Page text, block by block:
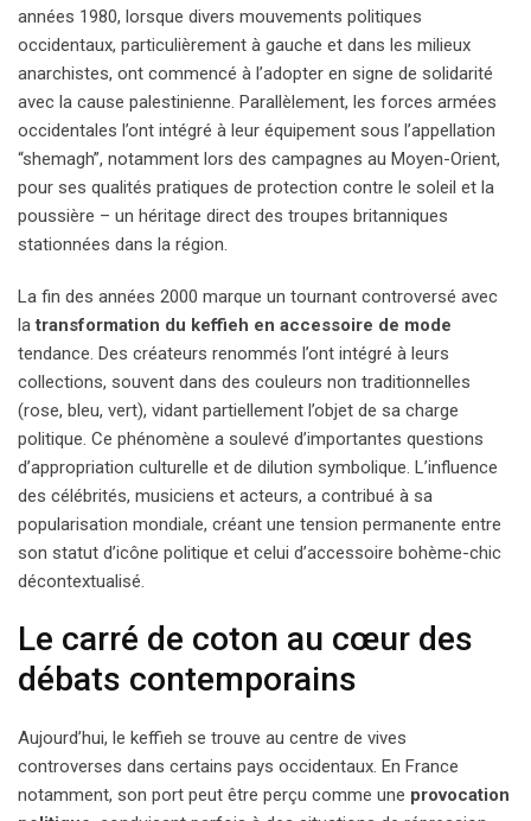
années 1980, lorsque divers mouvements politiques
occidentaux, particulièrement à gauche et dans les milieux
anarchistes, ont commencé à l’adopter en signe de solidarité
avec la cause palestinienne. Parallèlement, les forces armées
occidentales l’ont intégré à leur équipement sous l’appellation
“shemagh”, notamment lors des campagnes au Moyen-Orient,
pour ses qualités pratiques de protection contre le soleil et la
poussière – un héritage direct des troupes britanniques
stationnées dans la région.
La fin des années 2000 marque un tournant controversé avec
latransformation du keffieh en accessoire de mode
tendance. Des créateurs renommés l’ont intégré à leurs
collections, souvent dans des couleurs non traditionnelles
(rose, bleu, vert), vidant partiellement l’objet de sa charge
politique. Ce phénomène a soulevé d’importantes questions
d’appropriation culturelle et de dilution symbolique. L’influence
des célébrités, musiciens et acteurs, a contribué à sa
popularisation mondiale, créant une tension permanente entre
son statut d’icône politique et celui d’accessoire bohème-chic
décontextualisé.
Le carré de coton au cœur des
débats contemporains
Aujourd’hui, le keffieh se trouve au centre de vives
controverses dans certains pays occidentaux. En France
notamment, son port peut être perçu comme une provocation